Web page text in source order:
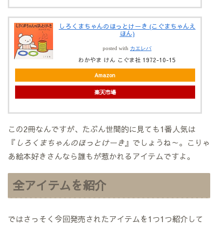
しろくまちゃんのほっとけーき (こぐまちゃんえ
ほん)
posted with カエレバ
わかやま けん こぐま社 1972-10-15
Amazon
楽天市場
この2冊なんですが、たぶん世間的に見ても1番人気は
『 しろくまちゃんのほっとけーき 』でしょうね～。こりゃ
あ絵本好きさんなら誰もが惹かれるアイテムですよ。
全アイテムを紹介
ではさっそく今回発売されたアイテムを1つ1つ紹介して